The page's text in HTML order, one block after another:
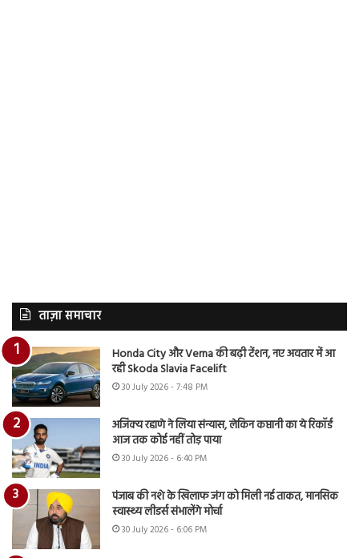
ताज़ा समाचार
Honda City और Verna की बढ़ी टेंशन, नए अवतार में आ
रही Skoda Slavia Facelift
30 July 2026 - 7:48 PM
अजिंक्य रहाणे ने लिया संन्यास, लेकिन कप्तानी का ये रिकॉर्ड
आज तक कोई नहीं तोड़ पाया
30 July 2026 - 6:40 PM
पंजाब की नशे के खिलाफ जंग को मिली नई ताकत, मानसिक
स्वास्थ्य लीडर्स संभालेंगे मोर्चा
30 July 2026 - 6:06 PM